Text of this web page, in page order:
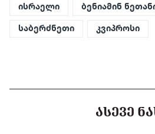
ისრაელი ბენიამინ
საბერძნეთი კვიპროსი
ᲐᲡᲔᲕᲔ